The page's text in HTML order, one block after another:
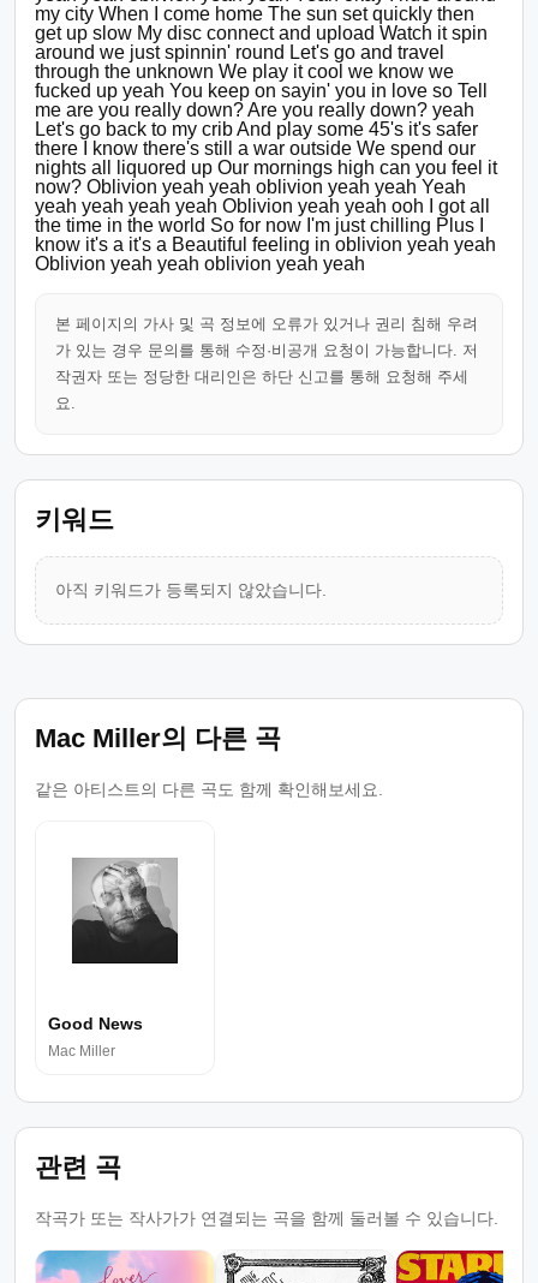
my city When I come home The sun set quickly then
get up slow My disc connect and upload Watch it spin
around we just spinnin' round Let's go and travel
through the unknown We play it cool we know we
fucked up yeah You keep on sayin' you in love so Tell
me are you really down? Are you really down? yeah
Let's go back to my crib And play some 45's it's safer
there I know there's still a war outside We spend our
nights all liquored up Our mornings high can you feel it
now? Oblivion yeah yeah oblivion yeah yeah Yeah
yeah yeah yeah yeah Oblivion yeah yeah ooh I got all
the time in the world So for now I'm just chilling Plus I
know it's a it's a Beautiful feeling in oblivion yeah yeah
Oblivion yeah yeah oblivion yeah yeah
본 페이지의 가사 및 곡 정보에 오류가 있거나 권리 침해 우려
가 있는 경우 문의를 통해 수정·비공개 요청이 가능합니다. 저
작권자 또는 정당한 대리인은 하단 신고를 통해 요청해 주세
요.
키워드
아직 키워드가 등록되지 않았습니다.
Mac Miller의 다른 곡
같은 아티스트의 다른 곡도 함께 확인해보세요.
Good News
Mac Miller
관련 곡
작곡가 또는 작사가가 연결되는 곡을 함께 둘러볼 수 있습니다.